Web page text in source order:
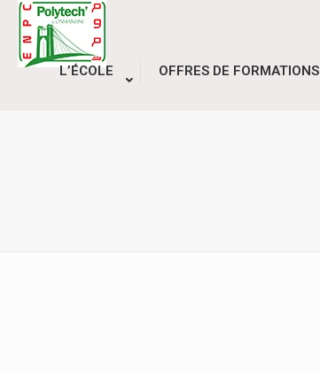
L’ÉCOLE OFFRES DE FORMATIONS